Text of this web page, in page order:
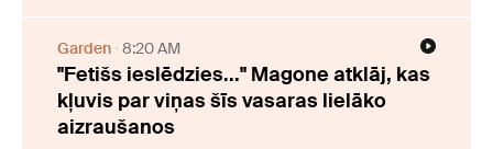
Garden 8:20 AM
"Fetišs ieslēdzies..." Magone atklāj, kas
kļuvis par viņas šīs vasaras lielāko
aizraušanos